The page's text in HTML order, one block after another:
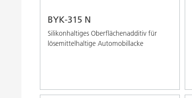
BYK-315 N
Silikonhaltiges Oberflächenadditiv für
lösemittelhaltige Automobillacke